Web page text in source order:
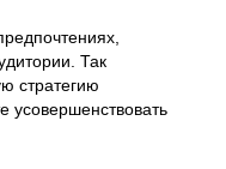
Так
стратегию
усовершенствовать